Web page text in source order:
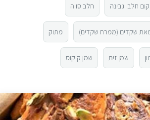
חלב וגבינה חלב סויה
שקדים (ממרח שקדים) מתוק
שמן זית שמן קוקוס